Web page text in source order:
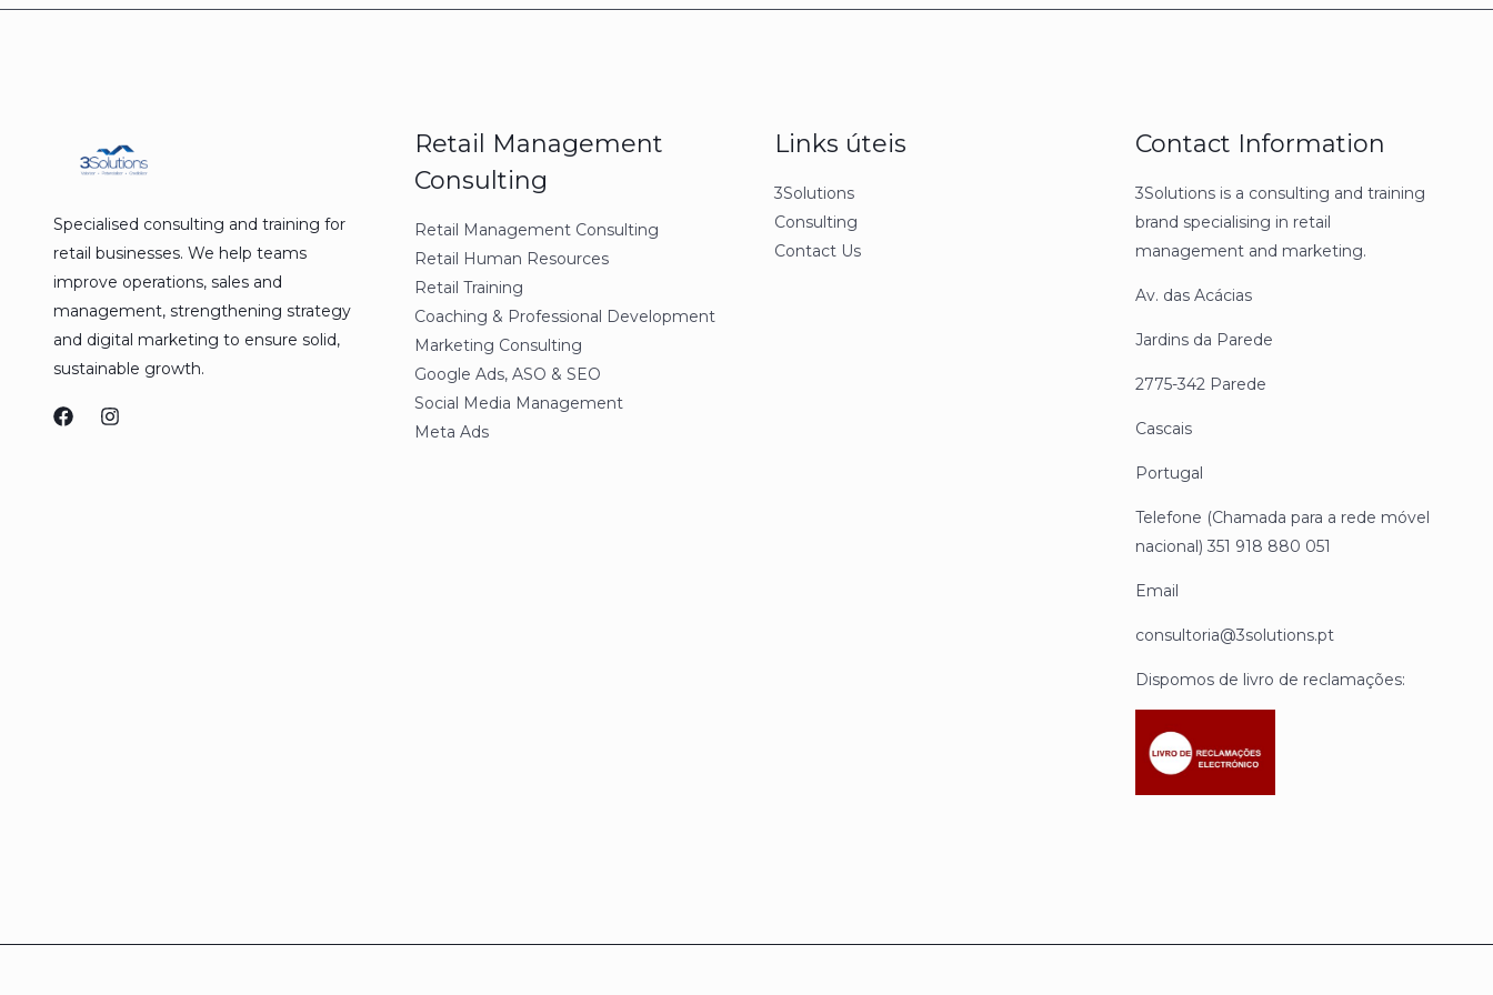
Specialised consulting and training for
retail businesses. We help teams
improve operations, sales and
management, strengthening strategy
and digital marketing to ensure solid,
sustainable growth.
Retail Management
Consulting
Retail Management Consulting
Retail Human Resources
Retail Training
Coaching & Professional Development
Marketing Consulting
Google Ads, ASO & SEO
Social Media Management
Meta Ads
Links úteis
3Solutions
Consulting
Contact Us
Contact Information
3Solutions is a consulting and training
brand specialising in retail
management and marketing.
Av. das Acácias
Jardins da Parede
2775-342 Parede
Cascais
Portugal
Telefone (Chamada para a rede móvel
nacional) 351 918 880 051
Email
consultoria@3solutions.pt
Dispomos de livro de reclamações: